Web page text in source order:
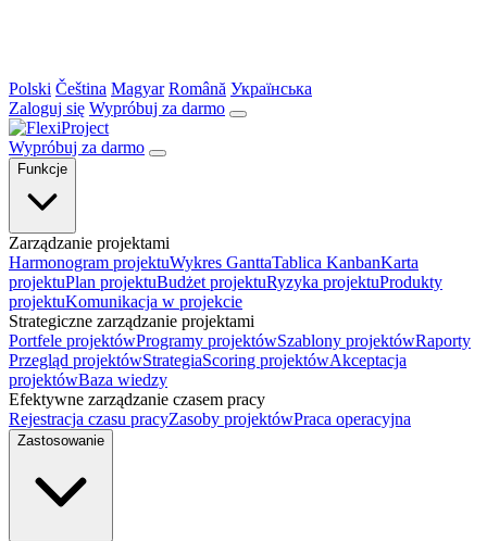
Polski Čeština Magyar Română Українська
Zaloguj się Wypróbuj za darmo
Wypróbuj za darmo
Funkcje
Zarządzanie projektami
Harmonogram projektuWykres GanttaTablica KanbanKarta
projektuPlan projektuBudżet projektuRyzyka projektuProdukty
projektuKomunikacja w projekcie
Strategiczne zarządzanie projektami
Portfele projektówProgramy projektówSzablony projektówRaporty
Przegląd projektówStrategiaScoring projektówAkceptacja
projektówBaza wiedzy
Efektywne zarządzanie czasem pracy
Rejestracja czasu pracyZasoby projektówPraca operacyjna
Zastosowanie